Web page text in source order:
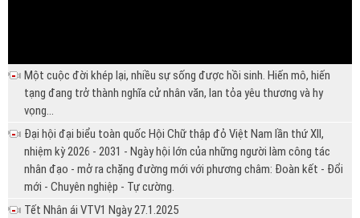
Một cuộc đời khép lại, nhiều sự sống được hồi sinh. Hiến mô, hiến
tạng đang trở thành nghĩa cử nhân văn, lan tỏa yêu thương và hy
vọng...
Đại hội đại biểu toàn quốc Hội Chữ thập đỏ Việt Nam lần thứ XII,
nhiệm kỳ 2026 - 2031 - Ngày hội lớn của những người làm công tác
nhân đạo - mở ra chặng đường mới với phương châm: Đoàn kết - Đổi
mới - Chuyên nghiệp - Tự cường.
Tết Nhân ái VTV1 Ngày 27.1.2025